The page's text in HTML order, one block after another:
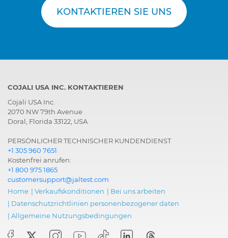
KONTAKTIEREN SIE UNS
COJALI USA INC. KONTAKTIEREN
Cojali USA Inc.
2070 NW 79th Avenue
Doral, Florida 33122, USA
PERSÖNLICHER TECHNISCHER KUNDENDIENST
+1 305 960 7651
Kostenfrei anrufen:
+1 800 975 1865
customersupport@jaltest.com
Home | Verkaufskonditionen | Bei uns arbeiten
| Datenschutzrichtlinien personenbezogener daten
| Allgemeine Nutzungsbedingungen